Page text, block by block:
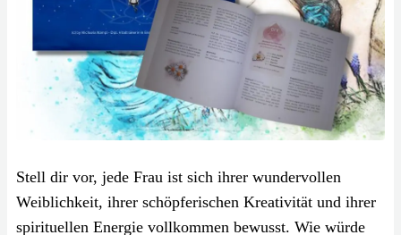
Stell dir vor, jede Frau ist sich ihrer wundervollen
Weiblichkeit, ihrer schöpferischen Kreativität und ihrer
spirituellen Energie vollkommen bewusst. Wie würde